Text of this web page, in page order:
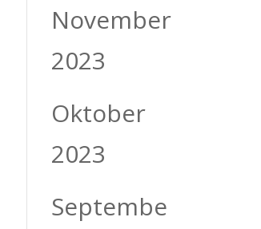
November
2023
Oktober
2023
Septembe